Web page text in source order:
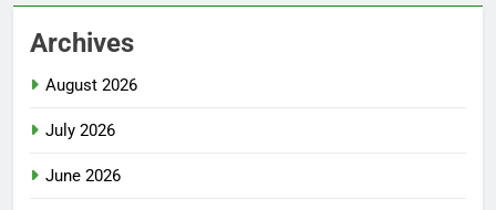
Archives
August 2026
July 2026
June 2026